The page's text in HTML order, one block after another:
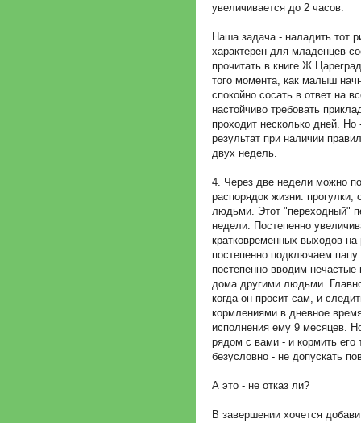
увеличивается до 2 часов.
Наша задача - наладить тот
характерен для младенцев
прочитать в книге
того момента, как малыш
спокойно сосать в ответ на
настойчиво требовать
проходит несколько дней.
результат при наличии
двух недель.
4. Через две недели можно
распорядок жизни:
людьми. Этот "переходный"
недели. Постепенно
кратковременных выходов
постепенно подключаем
постепенно вводим
дома другими людьми.
когда он просит сам, и
кормлениями в дневное
исполнения ему 9 месяцев.
рядом с вами - и кормить его
безусловно - не допускать
А это - не отказ ли?
В завершении хочется